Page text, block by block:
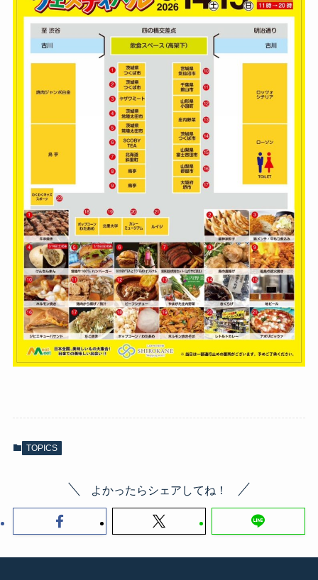
TOPICS
よかったらシェアしてね！